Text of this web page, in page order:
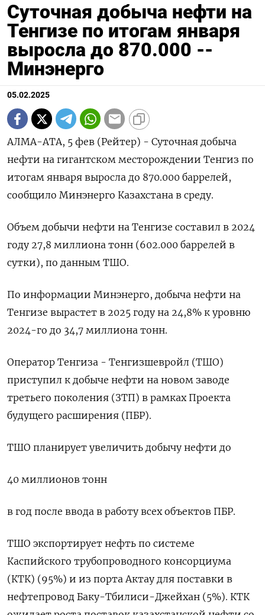
Суточная добыча нефти на
Тенгизе по итогам января
выросла до 870.000 --
Минэнерго
05.02.2025
АЛМА-АТА, 5 фев (Рейтер) - Суточная добыча
нефти на гигантском месторождении Тенгиз по
итогам января выросла до 870.000 баррелей,
сообщило Минэнерго Казахстана в среду.
Объем добычи нефти на Тенгизе составил в 2024
году 27,8 миллиона тонн (602.000 баррелей в
сутки), по данным ТШО.
По информации Минэнерго, добыча нефти на
Тенгизе вырастет в 2025 году на 24,8% к уровню
2024-го до 34,7 миллиона тонн.
Оператор Тенгиза - Тенгизшевройл (ТШО)
приступил к добыче нефти на новом заводе
третьего поколения (ЗТП) в рамках Проекта
будущего расширения (ПБР).
ТШО планирует увеличить добычу нефти до
40 миллионов тонн
в год после ввода в работу всех объектов ПБР.
ТШО экспортирует нефть по системе
Каспийского трубопроводного консорциума
(КТК) (95%) и из порта Актау для поставки в
нефтепровод Баку-Тбилиси-Джейхан (5%). КТК